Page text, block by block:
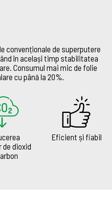
convenționale de superputere
în același timp stabilitatea
Consumul mai mic de folie
cu până la 20%.
dioxid
Eficient și fiabil